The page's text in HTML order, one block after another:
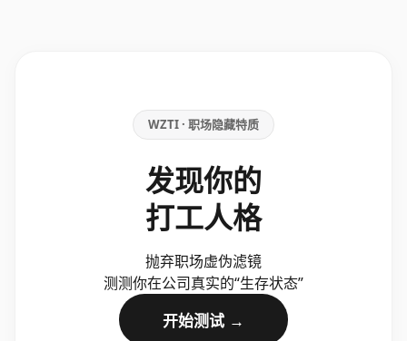
WZTI · 职场隐藏特质
发现你的
打工人格
抛弃职场虚伪滤镜
测测你在公司真实的“生存状态”
开始测试 →